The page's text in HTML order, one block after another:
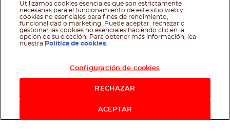
Utilizamos cookies esenciales que son estrictamente
necesarias para el funcionamiento de este sitio web y
cookies no esenciales para fines de rendimiento,
funcionalidad o marketing. Puede aceptar, rechazar o
gestionar las cookies no esenciales haciendo clic en la
opción de su elección. Para obtener más información, lea
nuestra Política de cookies
Configuración de cookies
RECHAZAR
ACEPTAR